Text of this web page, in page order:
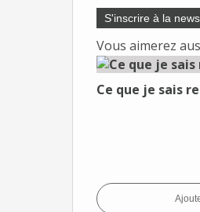
S'inscrire à la
Vous aimerez
Ce que je sais